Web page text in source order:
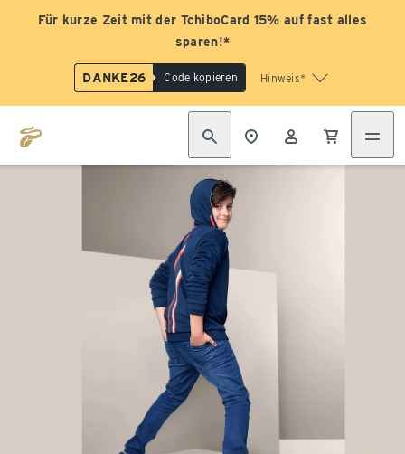
Für kurze Zeit mit der TchiboCard 15% auf fast alles
sparen!*
DANKE26 Code kopieren Hinweis*